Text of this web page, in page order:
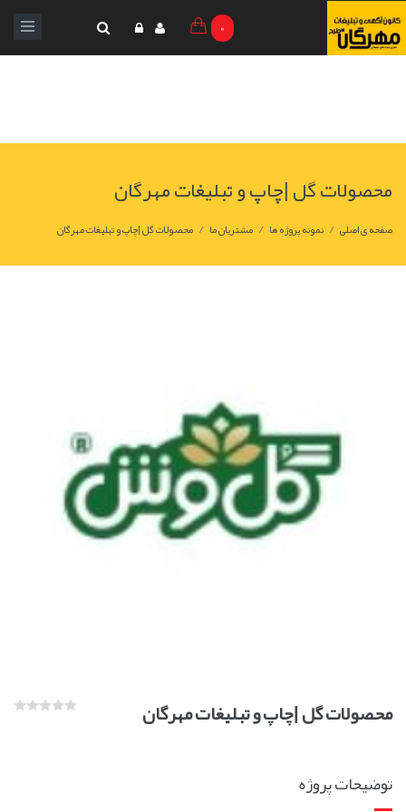
0
محصولات گل |چاپ و تبليغات مهرگان
صفحه ی اصلی / نمونه پروژه ها / مشتریان ما / محصولات گل |چاپ و تبليغات مهرگان
محصولات گل |چاپ و تبليغات مهرگان
توضیحات پروژه